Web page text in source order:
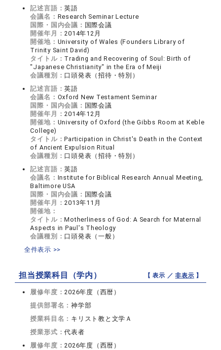
記述言語：英語
会議名： Research Seminar Lecture
国際・国内会議： 国際会議
開催年月：2014年12月
開催地： University of Wales (Founders Library of
Trinity Saint David)
タイトル： Trading and Recovering of Soul: Birth of
"Japanese Christianity" in the Era of Meiji
会議種別： 口頭発表（招待・特別）
記述言語：英語
会議名： Oxford New Testament Seminar
国際・国内会議： 国際会議
開催年月：2014年12月
開催地： University of Oxford (the Gibbs Room at Keble
College)
タイトル：Participation in Christ's Death in the Context
of Ancient Expulsion Ritual
会議種別： 口頭発表（招待・特別）
記述言語：英語
会議名： Institute for Biblical Research Annual Meeting,
Baltimore USA
国際・国内会議： 国際会議
開催年月：2013年11月
開催地：
タイトル：Motherliness of God: A Search for Maternal
Aspects in Paul's Theology
会議種別： 口頭発表（一般）
全件表示 >>
担当授業科目（学内） 【 表示 ／非表示 】
履修年度：2026年度（西暦）
提供部署名：神学部
授業科目名： キリスト教と文学Ａ
授業形式：代表者
履修年度：2026年度（西暦）